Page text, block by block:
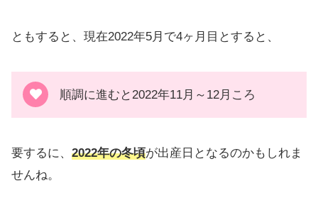
ともすると、現在2022年5月で4ヶ月目とすると、
順調に進むと2022年11月～12月ころ
要するに、 2022年の冬頃が出産日となるのかもしれま
せんね。